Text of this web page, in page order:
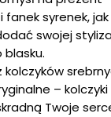
fanek syrenek,
swojej
kolczyków
– kolczyki
Twoje